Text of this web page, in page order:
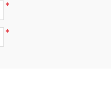
*
*